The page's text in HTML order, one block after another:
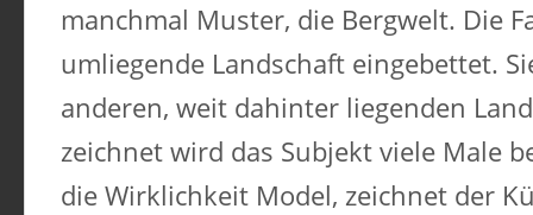
manchmal Muster, die Bergwelt. Die
umliegende Landschaft eingebettet.
anderen, weit dahinter liegenden
zeichnet wird das Subjekt viele Male
die Wirklichkeit Model, zeichnet der